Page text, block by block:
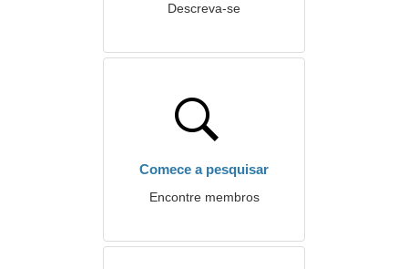
Descreva-se
Comece a pesquisar
Encontre membros